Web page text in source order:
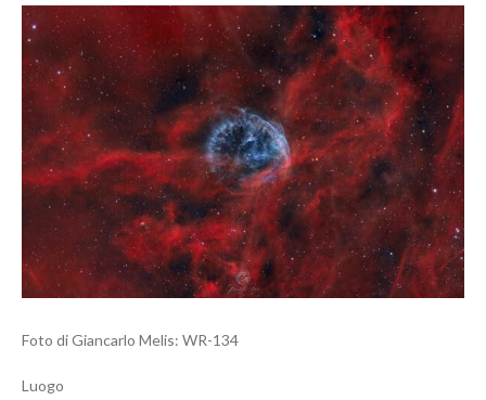
Foto di Giancarlo Melis: WR-134
Luogo